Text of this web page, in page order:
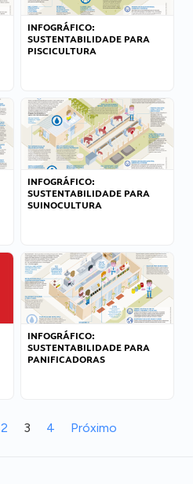
INFOGRÁFICO:
SUSTENTABILIDADE PARA
PISCICULTURA
INFOGRÁFICO:
SUSTENTABILIDADE PARA
SUINOCULTURA
INFOGRÁFICO:
SUSTENTABILIDADE PARA
PANIFICADORAS
2 3 4 Próximo